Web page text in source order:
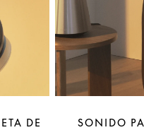
DE
SONIDO